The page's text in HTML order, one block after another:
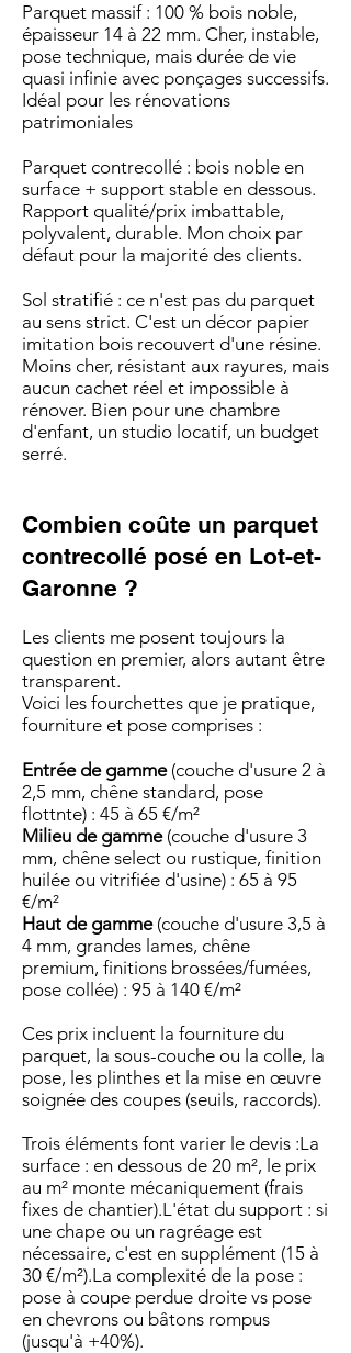
Parquet massif : 100 % bois noble,
épaisseur 14 à 22 mm. Cher, instable,
pose technique, mais durée de vie
quasi infinie avec ponçages successifs.
Idéal pour les rénovations
patrimoniales
Parquet contrecollé : bois noble en
surface + support stable en dessous.
Rapport qualité/prix imbattable,
polyvalent, durable. Mon choix par
défaut pour la majorité des clients.
Sol stratifié : ce n'est pas du parquet
au sens strict. C'est un décor papier
imitation bois recouvert d'une résine.
Moins cher, résistant aux rayures, mais
aucun cachet réel et impossible à
rénover. Bien pour une chambre
d'enfant, un studio locatif, un budget
serré.
Combien coûte un parquet
contrecollé posé en Lot-et-
Garonne ?
Les clients me posent toujours la
question en premier, alors autant être
transparent.
Voici les fourchettes que je pratique,
fourniture et pose comprises :
Entrée de gamme(couche d'usure 2 à
2,5 mm, chêne standard, pose
flottnte) : 45 à 65 €/m²
Milieu de gamme(couche d'usure 3
mm, chêne select ou rustique, finition
huilée ou vitrifiée d'usine) : 65 à 95
€/m²
Haut de gamme (couche d'usure 3,5 à
4 mm, grandes lames, chêne
premium, finitions brossées/fumées,
pose collée) : 95 à 140 €/m²
Ces prix incluent la fourniture du
parquet, la sous-couche ou la colle, la
pose, les plinthes et la mise en œuvre
soignée des coupes (seuils, raccords).
Trois éléments font varier le devis :La
surface : en dessous de 20 m², le prix
au m² monte mécaniquement (frais
fixes de chantier).L'état du support : si
une chape ou un ragréage est
nécessaire, c'est en supplément (15 à
30 €/m²).La complexité de la pose :
pose à coupe perdue droite vs pose
en chevrons ou bâtons rompus
(jusqu'à +40%).